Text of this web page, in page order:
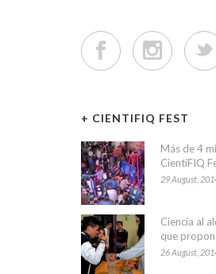
+ CIENTIFIQ FEST
Más de 4
CientiFIQ
29 August,
Ciencia al
que
26 August,